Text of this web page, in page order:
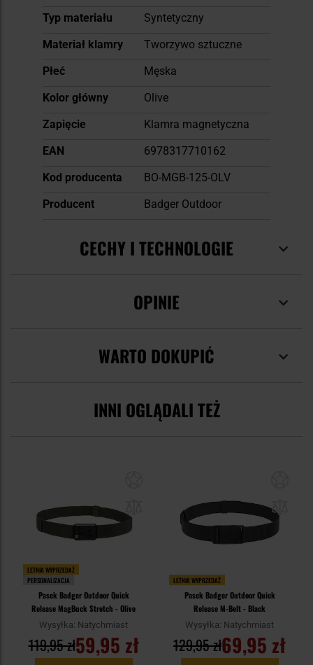
Typ materiału
Syntetyczny
Materiał klamry
Tworzywo sztuczne
Płeć
Męska
Kolor główny
Olive
Zapięcie
Klamra magnetyczna
EAN
6978317710162
Kod producenta
BO-MGB-125-OLV
Producent
Badger Outdoor
CECHY I TECHNOLOGIE
OPINIE
WARTO DOKUPIĆ
INNI OGLĄDALI TEŻ
LETNIA WYPRZEDAŻ
PERSONALIZACJA
Pasek Badger Outdoor Quick
Release MagBuck Stretch - Olive
Wysyłka: Natychmiast
59,95 zł
119,95 zł
LETNIA WYPRZEDAŻ
Pasek Badger Outdoor Quick
Release M-Belt - Black
Wysyłka: Natychmiast
69,95 zł
129,95 zł